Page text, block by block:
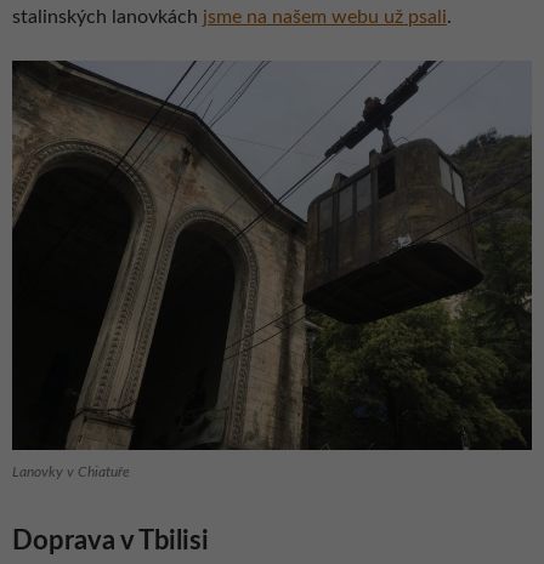
stalinských lanovkách jsme na našem webu už psali.
Lanovky v Chiatuře
Doprava v Tbilisi